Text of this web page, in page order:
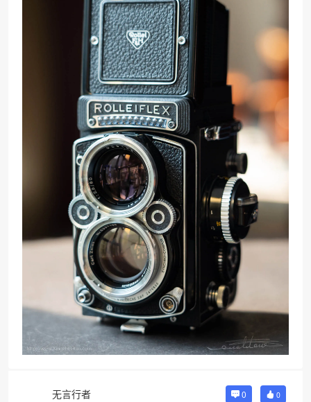
无言行者 0 0